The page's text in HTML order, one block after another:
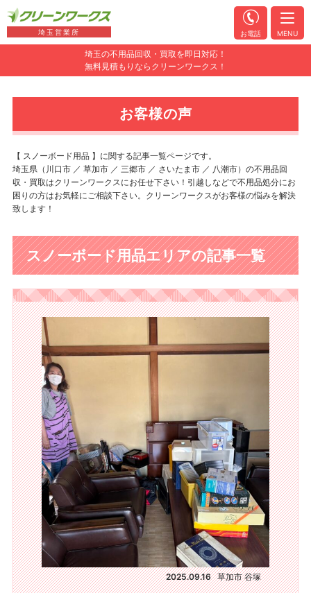
埼玉の不用品回収・買取を即日対応！
無料見積もりならクリーンワークス！
埼玉営業所 お電話 MENU
お客様の声
【 スノーボード用品 】に関する記事一覧ページです。
埼玉県（川口市 ／ 草加市 ／ 三郷市 ／ さいたま市 ／ 八潮市）の不用品回
収・買取はクリーンワークスにお任せ下さい！引越しなどで不用品処分にお
困りの方はお気軽にご相談下さい。クリーンワークスがお客様の悩みを解決
致します！
スノーボード用品エリアの記事一覧
2025.09.16 草加市 谷塚